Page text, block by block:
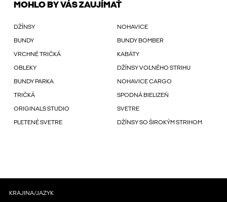
MOHLO BY VÁS ZAUJÍMAŤ
DŽÍNSY NOHAVICE
BUNDY BUNDY BOMBER
VRCHNÉ TRIČKÁ KABÁTY
OBLEKY DŽÍNSY VOĽNÉHO STRIHU
BUNDY PARKA NOHAVICE CARGO
TRIČKÁ SPODNÁ BIELIZEŇ
ORIGINALS STUDIO SVETRE
PLETENÉ SVETRE DŽÍNSY SO ŠIROKÝM STRIHOM
KRAJINA/JAZYK